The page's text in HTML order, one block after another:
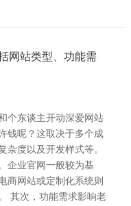
网站类型、功能需
个东谈主开动深爱网站
钱呢？这取决于多个成
杂度以及开发样式等。
企业官网一般较为基
商网站或定制化系统则
其次，功能需求影响老